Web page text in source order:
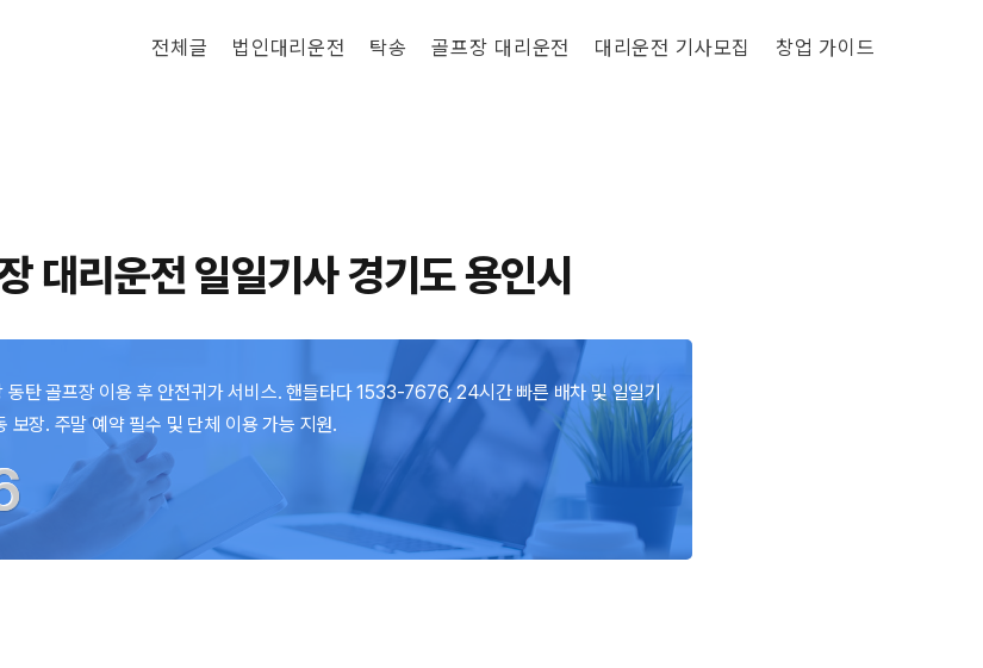
전체글 법인대리운전 탁송 골프장 대리운전 대리운전 기사모집 창업 가이드
대리운전 일일기사 경기도 용인시
탄 골프장 이용 후 안전귀가 서비스. 핸들타다 1533-7676, 24시간 빠른 배차 및 일일기
보장. 주말 예약 필수 및 단체 이용 가능 지원.